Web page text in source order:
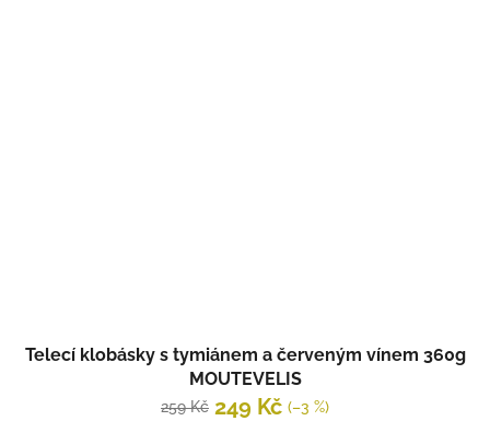
Telecí klobásky s tymiánem a červeným vínem 360g
MOUTEVELIS
259 Kč 249 Kč (–3 %)